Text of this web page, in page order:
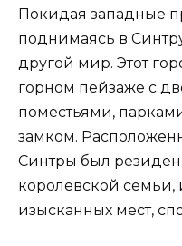
Покидая западные
поднимаясь в
другой мир. Этот
горном пейзаже с
поместьями,
замком.
Синтры был
королевской семьи,
изысканных мест,